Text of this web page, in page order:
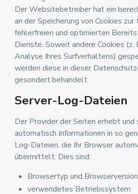
Der Websitebetreiber hat ein
an der Speicherung von Cookies zur
fehlerfreien und optimierten
Dienste. Soweit andere Cookies (z.
Analyse Ihres Surfverhaltens)
werden diese in dieser
gesondert behandelt.
Server-Log-Dateien
Der Provider der Seiten erhebt und
automatisch Informationen in so
Log-Dateien, die Ihr Browser
übermittelt. Dies sind:
Browsertyp und Browserversion
verwendetes Betriebssystem